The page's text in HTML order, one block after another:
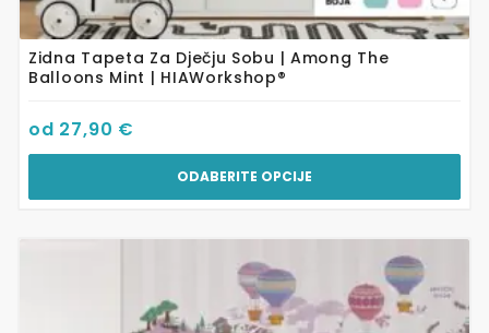
Zidna Tapeta Za Dječju Sobu | Among The
Balloons Mint | HIAWorkshop®
od 27,90 €
ODABERITE OPCIJE